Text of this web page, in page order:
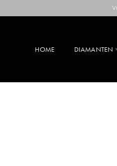
HOME DIAMANTEN